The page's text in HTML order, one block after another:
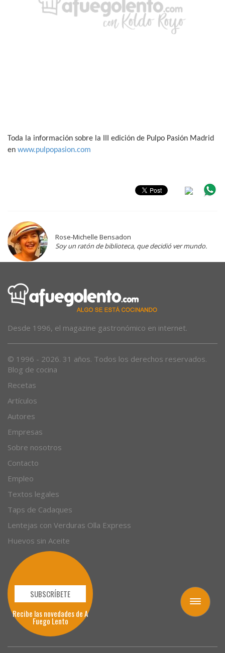
Toggle
navigation
Toda la información sobre la III edición de Pulpo Pasión Madrid
en www.pulpopasion.com
Rose-Michelle Bensadon
Soy un ratón de biblioteca, que decidió ver mundo.
Desde 1996, el magazine gastronómico en internet.
© 1996 - 2026. 31 años. Todos los derechos reservados.
Blog de cocina
Recetas
Artículos
Autores
Empresas
Sobre nosotros
Contacto
Empleo
Textos legales
Taps de Cadaques
Lentejas con Verduras Olla Express
Huevos sin Aceite
SUBSCRÍBETE
Recibe las novedades de A
Fuego Lento